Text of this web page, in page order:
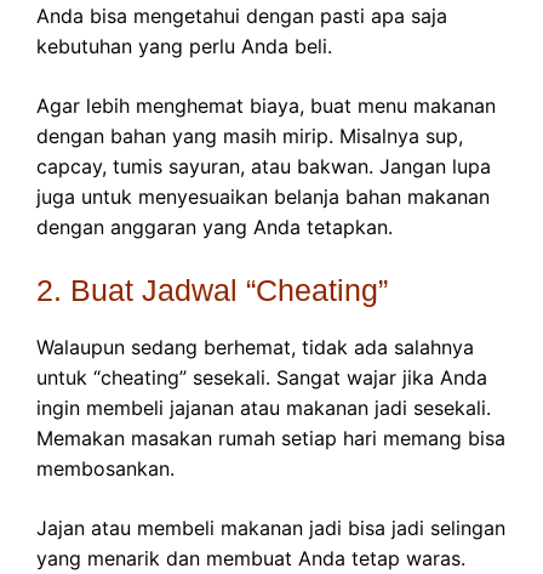
Anda bisa mengetahui dengan pasti apa saja
kebutuhan yang perlu Anda beli.
Agar lebih menghemat biaya, buat menu makanan
dengan bahan yang masih mirip. Misalnya sup,
capcay, tumis sayuran, atau bakwan. Jangan lupa
juga untuk menyesuaikan belanja bahan makanan
dengan anggaran yang Anda tetapkan.
2. Buat Jadwal “Cheating”
Walaupun sedang berhemat, tidak ada salahnya
untuk “cheating” sesekali. Sangat wajar jika Anda
ingin membeli jajanan atau makanan jadi sesekali.
Memakan masakan rumah setiap hari memang bisa
membosankan.
Jajan atau membeli makanan jadi bisa jadi selingan
yang menarik dan membuat Anda tetap waras.